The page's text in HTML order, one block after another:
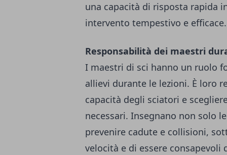
una capacità di risposta rapida
intervento tempestivo e efficace.
Responsabilità dei maestri
I maestri di sci hanno un ruolo
allievi durante le lezioni. È loro
capacità degli sciatori e
necessari. Insegnano non solo
prevenire cadute e collisioni,
velocità e di essere